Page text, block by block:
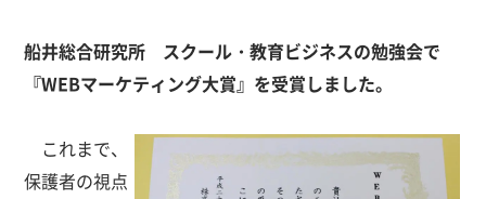
船井総合研究所 スクール・教育ビジネスの勉強会で
『WEBマーケティング大賞』を受賞しました。
これまで、
保護者の視点